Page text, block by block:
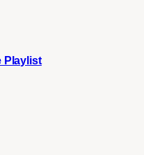
Playlist